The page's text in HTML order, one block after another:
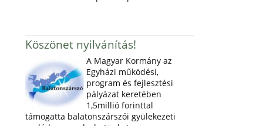
Köszönet nyilvánítás!
A Magyar Kormány az
Egyházi működési,
program és fejlesztési
pályázat keretében
1,5millió forinttal
támogatta balatonszárszói gyülekezeti